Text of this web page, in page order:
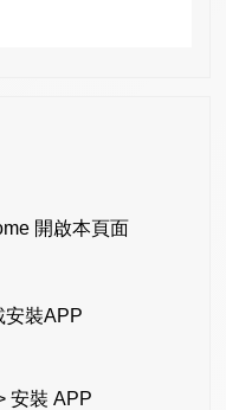
開啟本頁面
安裝APP
安裝 APP